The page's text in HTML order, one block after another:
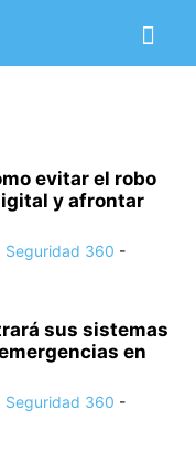
evitar el robo
y afrontar
Seguridad 360 -
sus sistemas
en
Seguridad 360 -